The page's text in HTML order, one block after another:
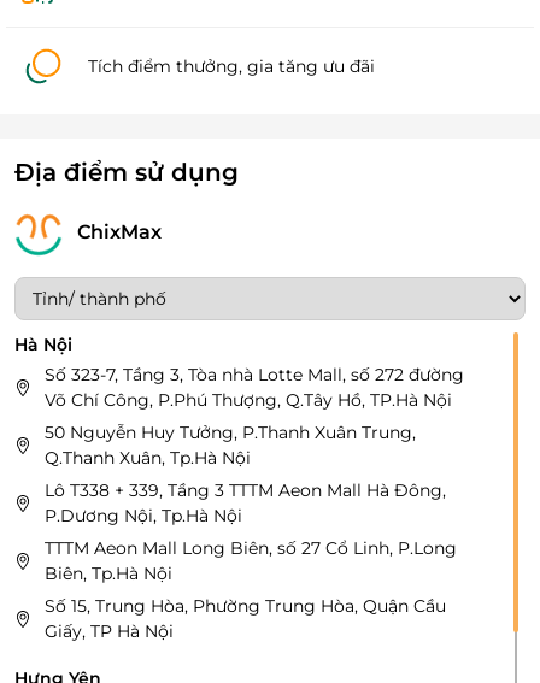
Tích điểm thưởng, gia tăng ưu đãi
Địa điểm sử dụng
ChixMax
Hà Nội
Số 323-7, Tầng 3, Tòa nhà Lotte Mall, số 272 đường
Võ Chí Công, P.Phú Thượng, Q.Tây Hồ, TP.Hà Nội
50 Nguyễn Huy Tưởng, P.Thanh Xuân Trung,
Q.Thanh Xuân, Tp.Hà Nội
Lô T338 + 339, Tầng 3 TTTM Aeon Mall Hà Đông,
P.Dương Nội, Tp.Hà Nội
TTTM Aeon Mall Long Biên, số 27 Cổ Linh, P.Long
Biên, Tp.Hà Nội
Số 15, Trung Hòa, Phường Trung Hòa, Quận Cầu
Giấy, TP Hà Nội
Hưng Yên